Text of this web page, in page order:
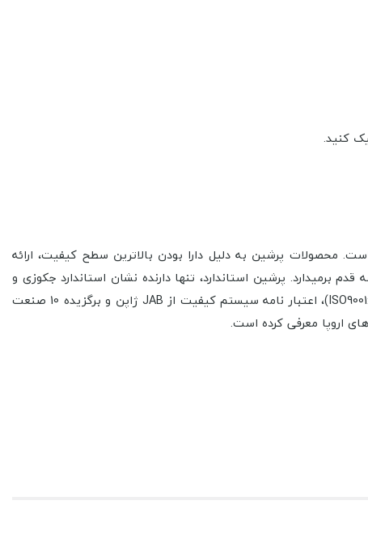
کنید.
محصولات پرشین به دليل دارا بودن بالاترين سطح كيفيت، ارائه
پرشین استاندارد، تنها دارنده نشان استاندارد جکوزی و
دوردوشی در ایران و دارنده گواهینامه های استاندارد اتحادیه اروپا CE، گواهینامه مدیریت کیفیت از موسسه QMS ایتالیا در سال 2015 (ISO9001:2015)، اعتبار نامه سیستم کیفیت از JAB ژاپن و برگزیده 10 صنعت